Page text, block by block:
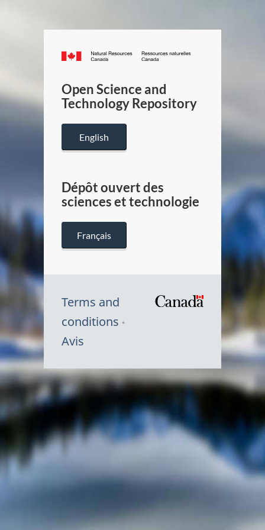
Canada.ca
/
Canada
Open Science and
Technology Repository
English
Dépôt ouvert des
sciences et technologie
Français
Terms and
conditions
Avis
Symbole
du
Canada